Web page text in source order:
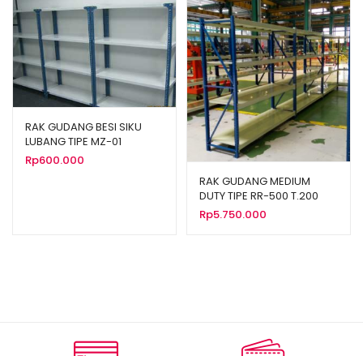
RAK GUDANG BESI SIKU
LUBANG TIPE MZ-01
Rp600.000
RAK GUDANG MEDIUM
DUTY TIPE RR-500 T.200
(Kekuatan 500 Kg per
Level)
Rp5.750.000